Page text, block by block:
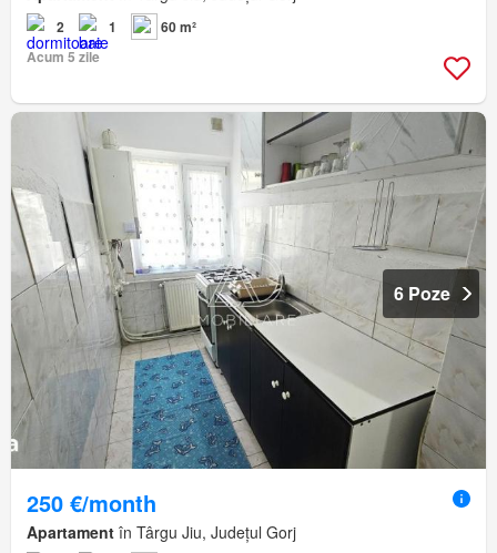
2 1
60 m²
Acum 5 zile
6 Poze
250 €/month
Apartament în Târgu Jiu, Județul Gorj